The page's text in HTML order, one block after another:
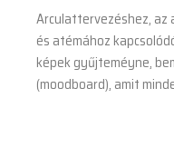
Arculattervezéshez,
és atémához
képek gyűjteméyne,
(moodboard), amit